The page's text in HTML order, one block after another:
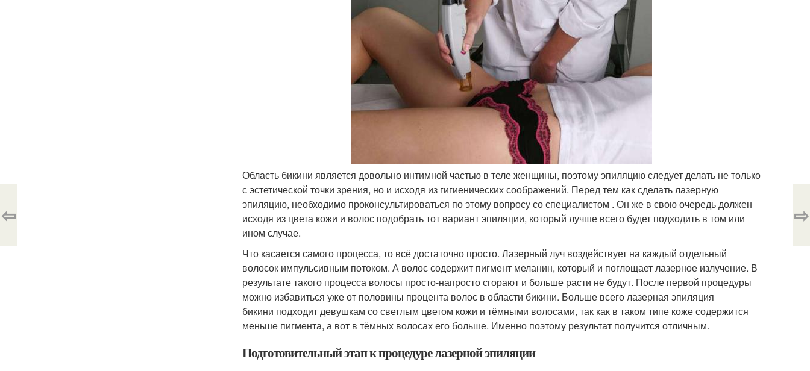
Область бикини является довольно интимной частью в теле женщины, поэтому эпиляцию следует делать не только
с эстетической точки зрения, но и исходя из гигиенических соображений. Перед тем как сделать лазерную
эпиляцию, необходимо проконсультироваться по этому вопросу со специалистом . Он же в свою очередь должен
исходя из цвета кожи и волос подобрать тот вариант эпиляции, который лучше всего будет подходить в том или
ином случае.
Что касается самого процесса, то всё достаточно просто. Лазерный луч воздействует на каждый отдельный
волосок импульсивным потоком. А волос содержит пигмент меланин, который и поглощает лазерное излучение. В
результате такого процесса волосы просто-напросто сгорают и больше расти не будут. После первой процедуры
можно избавиться уже от половины процента волос в области бикини. Больше всего лазерная эпиляция
бикини подходит девушкам со светлым цветом кожи и тёмными волосами, так как в таком типе коже содержится
меньше пигмента, а вот в тёмных волосах его больше. Именно поэтому результат получится отличным.
Подготовительный этап к процедуре лазерной эпиляции
⇦ ⇨